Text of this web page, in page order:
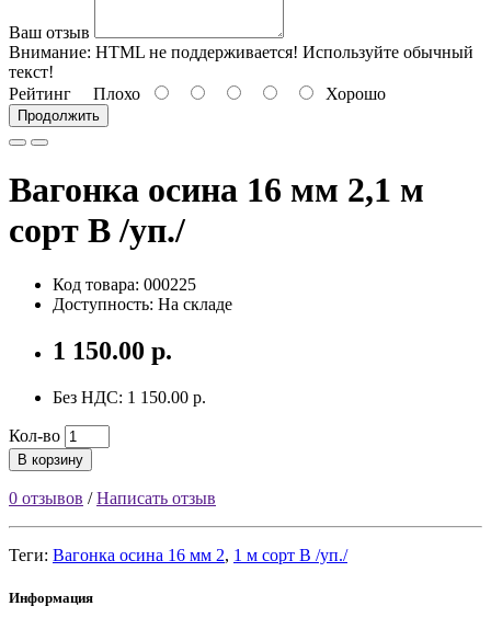
Ваш отзыв
Внимание: HTML не поддерживается! Используйте обычный
текст!
Рейтинг Плохо Хорошо
Продолжить
Вагонка осина 16 мм 2,1 м
сорт В /уп./
Код товара: 000225
Доступность: На складе
1 150.00 р.
Без НДС: 1 150.00 р.
Кол-во
В корзину
0 отзывов /Написать отзыв
Теги: Вагонка осина 16 мм 2, 1 м сорт В /уп./
Информация